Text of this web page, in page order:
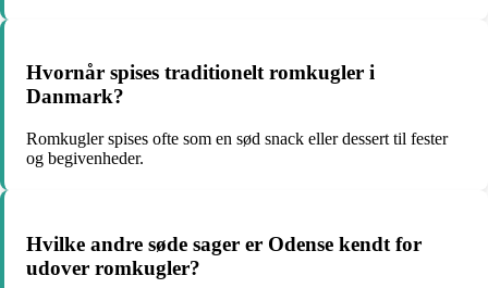
Hvornår spises traditionelt romkugler i
Danmark?
Romkugler spises ofte som en sød snack eller dessert til fester
og begivenheder.
Hvilke andre søde sager er Odense kendt for
udover romkugler?